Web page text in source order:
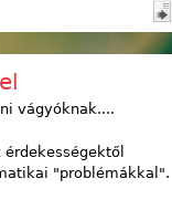
vágyóknak....
"problémákkal".